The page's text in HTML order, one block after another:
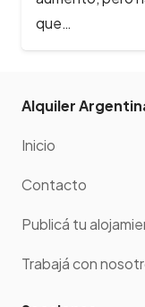
que…
Alquiler
Inicio
Contacto
Publicá tu
Trabajá con